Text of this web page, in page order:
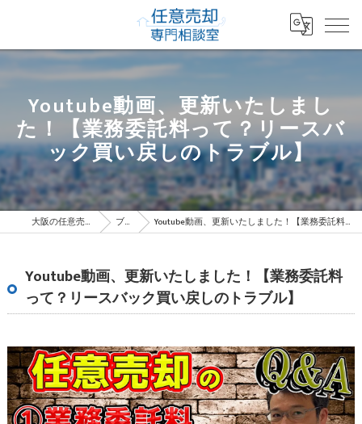
Youtube動画、更新いたしまし
た！【業務委託料って？リースバ
ック買い戻しのトラブル】
大阪の任意売却専門相談室 ブログ Youtube動画、更新いたしました！【業務委託料って？リースバック買い戻しのトラブル】
Youtube動画、更新いたしました！【業務委託料
って？リースバック買い戻しのトラブル】